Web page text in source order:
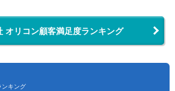
オリコン顧客満足度ランキング
ンキング